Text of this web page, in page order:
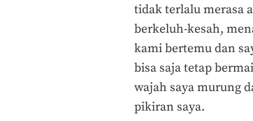
tidak terlalu merasa
berkeluh-kesah,
kami bertemu dan
bisa saja tetap
wajah saya murung
pikiran saya.